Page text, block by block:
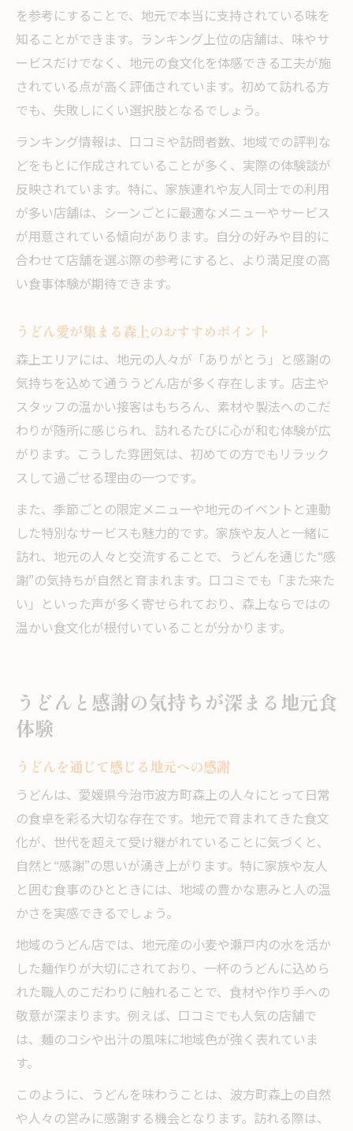
を参考にすることで、地元で本当に支持されている味を
知ることができます。ランキング上位の店舗は、味やサ
ービスだけでなく、地元の食文化を体感できる工夫が施
されている点が高く評価されています。初めて訪れる方
でも、失敗しにくい選択肢となるでしょう。
ランキング情報は、口コミや訪問者数、地域での評判な
どをもとに作成されていることが多く、実際の体験談が
反映されています。特に、家族連れや友人同士での利用
が多い店舗は、シーンごとに最適なメニューやサービス
が用意されている傾向があります。自分の好みや目的に
合わせて店舗を選ぶ際の参考にすると、より満足度の高
い食事体験が期待できます。
うどん愛が集まる森上のおすすめポイント
森上エリアには、地元の人々が「ありがとう」と感謝の
気持ちを込めて通ううどん店が多く存在します。店主や
スタッフの温かい接客はもちろん、素材や製法へのこだ
わりが随所に感じられ、訪れるたびに心が和む体験が広
がります。こうした雰囲気は、初めての方でもリラック
スして過ごせる理由の一つです。
また、季節ごとの限定メニューや地元のイベントと連動
した特別なサービスも魅力的です。家族や友人と一緒に
訪れ、地元の人々と交流することで、うどんを通じた“感
謝”の気持ちが自然と育まれます。口コミでも「また来た
い」といった声が多く寄せられており、森上ならではの
温かい食文化が根付いていることが分かります。
うどんと感謝の気持ちが深まる地元食
体験
うどんを通じて感じる地元への感謝
うどんは、愛媛県今治市波方町森上の人々にとって日常
の食卓を彩る大切な存在です。地元で育まれてきた食文
化が、世代を超えて受け継がれていることに気づくと、
自然と“感謝”の思いが湧き上がります。特に家族や友人
と囲む食事のひとときには、地域の豊かな恵みと人の温
かさを実感できるでしょう。
地域のうどん店では、地元産の小麦や瀬戸内の水を活か
した麺作りが大切にされており、一杯のうどんに込めら
れた職人のこだわりに触れることで、食材や作り手への
敬意が深まります。例えば、口コミでも人気の店舗で
は、麺のコシや出汁の風味に地域色が強く表れていま
す。
このように、うどんを味わうことは、波方町森上の自然
や人々の営みに感謝する機会となります。訪れる際は、